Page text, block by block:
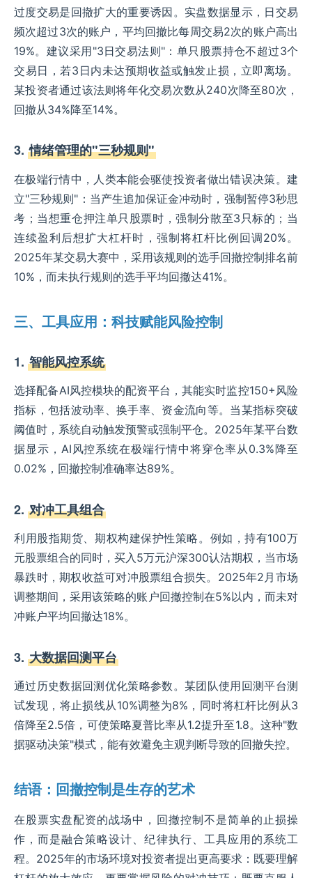
过度交易是回撤扩大的重要诱因。实盘数据显示，日交易
频次超过3次的账户，平均回撤比每周交易2次的账户高出
19%。建议采用"3日交易法则"：单只股票持仓不超过3个
交易日，若3日内未达预期收益或触发止损，立即离场。
某投资者通过该法则将年化交易次数从240次降至80次，
回撤从34%降至14%。
3. 情绪管理的"三秒规则"
在极端行情中，人类本能会驱使投资者做出错误决策。建
立"三秒规则"：当产生追加保证金冲动时，强制暂停3秒思
考；当想重仓押注单只股票时，强制分散至3只标的；当
连续盈利后想扩大杠杆时，强制将杠杆比例回调20%。
2025年某交易大赛中，采用该规则的选手回撤控制排名前
10%，而未执行规则的选手平均回撤达41%。
三、工具应用：科技赋能风险控制
1. 智能风控系统
选择配备AI风控模块的配资平台，其能实时监控150+风险
指标，包括波动率、换手率、资金流向等。当某指标突破
阈值时，系统自动触发预警或强制平仓。2025年某平台数
据显示，AI风控系统在极端行情中将穿仓率从0.3%降至
0.02%，回撤控制准确率达89%。
2. 对冲工具组合
利用股指期货、期权构建保护性策略。例如，持有100万
元股票组合的同时，买入5万元沪深300认沽期权，当市场
暴跌时，期权收益可对冲股票组合损失。2025年2月市场
调整期间，采用该策略的账户回撤控制在5%以内，而未对
冲账户平均回撤达18%。
3. 大数据回测平台
通过历史数据回测优化策略参数。某团队使用回测平台测
试发现，将止损线从10%调整为8%，同时将杠杆比例从3
倍降至2.5倍，可使策略夏普比率从1.2提升至1.8。这种"数
据驱动决策"模式，能有效避免主观判断导致的回撤失控。
结语：回撤控制是生存的艺术
在股票实盘配资的战场中，回撤控制不是简单的止损操
作，而是融合策略设计、纪律执行、工具应用的系统工
程。2025年的市场环境对投资者提出更高要求：既要理解